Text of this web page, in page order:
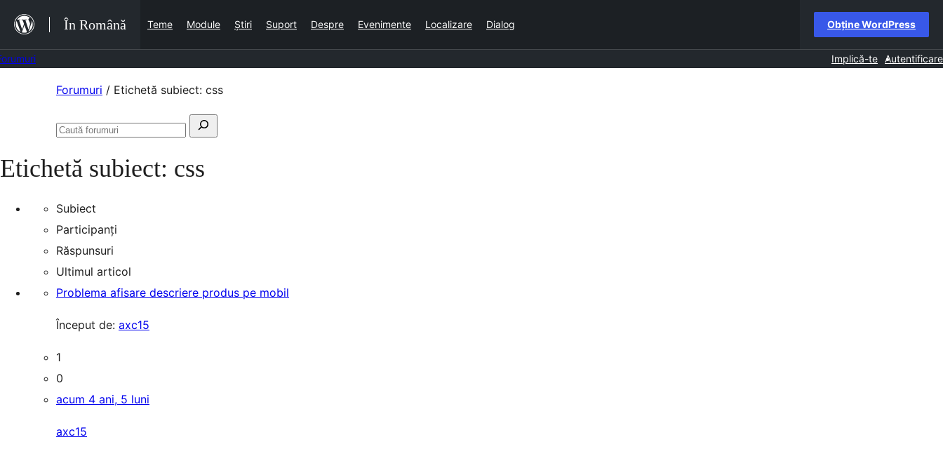
conținut
În Română Teme Module Știri Suport Despre Evenimente Localizare Dialog Obține WordPress
Implică-te Autentificare
Forumuri / Etichetă subiect: css
Caută
Caută
Etichetă subiect: css
Subiect
Participanți
Răspunsuri
Ultimul articol
Problema afisare descriere produs pe mobil
Început de: axc15
1
0
acum 4 ani, 5 luni
axc15